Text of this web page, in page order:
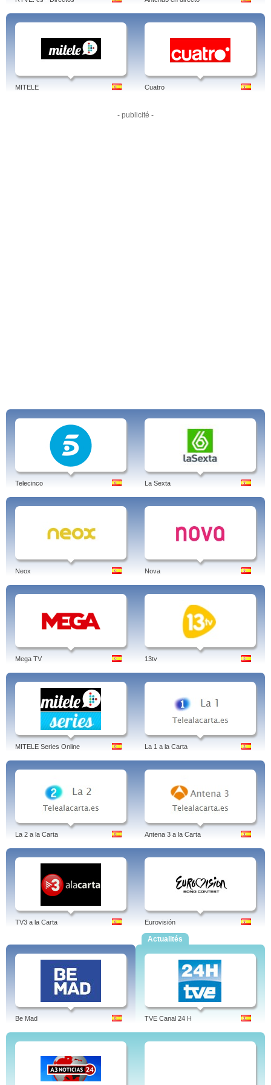
traducidas, al final de cada espacio, al castellano, inglés, árabe, ruso y chino.
Tags: tpa, noticias, a la carta, pueblos, programacion, deportes, tpack, el
tiempo, orquesta principado 2016, lol, en directo
MITELE Cuatro
- publicité -
Telecinco La Sexta
Neox Nova
Mega TV 13tv
MITELE Series Online La 1 a la Carta
La 2 a la Carta Antena 3 a la Carta
TV3 a la Carta Eurovisión
Be Mad
Actualités
TVE Canal 24 H